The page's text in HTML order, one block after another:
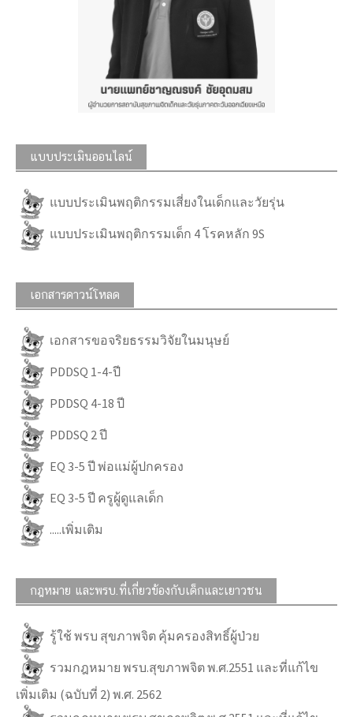
แบบประเมินออนไลน์
แบบประเมินพฤติกรรมเสี่ยงในเด็กและวัยรุ่น
แบบประเมินพฤติกรรมเด็ก 4 โรคหลัก 9S
เอกสารดาวน์โหลด
เอกสารขอจริยธรรมวิจัยในมนุษย์
PDDSQ 1-4-ปี
PDDSQ 4-18 ปี
PDDSQ 2 ปี
EQ 3-5 ปี พ่อแม่ผู้ปกครอง
EQ 3-5 ปี ครูผู้ดูแลเด็ก
.....เพิ่มเติม
กฎหมาย และพรบ.ที่เกี่ยวข้องกับเด็กและเยาวชน
รู้ใช้ พรบ สุขภาพจิต คุ้มครองสิทธิ์ผู้ป่วย
รวมกฎหมาย พรบ.สุขภาพจิต พ.ศ.2551 และที่แก้ไข
เพิ่มเติม (ฉบับที่ 2) พ.ศ. 2562